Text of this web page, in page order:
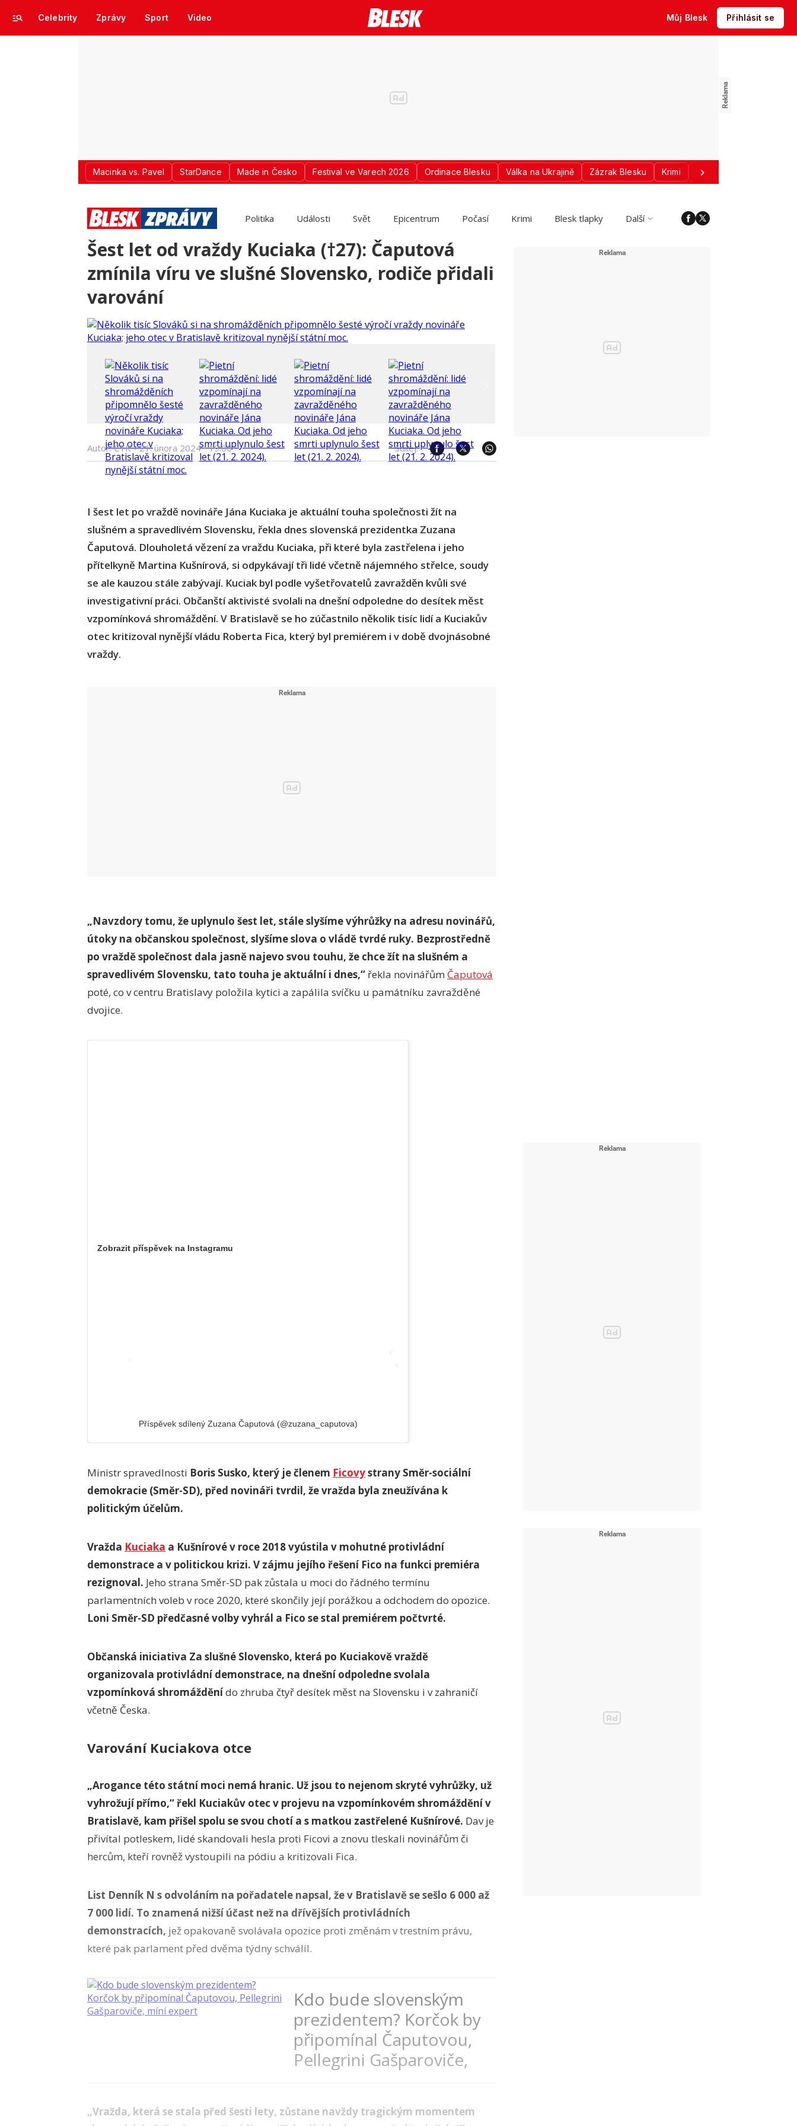
Celebrity Zprávy Sport Video Můj Blesk Přihlásit se
Macinka vs. Pavel StarDance Made in Česko Festival ve Varech 2026 Ordinace Blesku Válka na Ukrajině Zázrak Blesku Krimi Donald Trump
Politika Události Svět Epicentrum Počasí Krimi Blesk tlapky Další
Šest let od vraždy Kuciaka (†27): Čaputová
zmínila víru ve slušné Slovensko, rodiče přidali
varování
Autor: ČTK -21. února 2024•19:00 Sdílej:
I šest let po vraždě novináře Jána Kuciaka je aktuální touha společnosti žít na
slušném a spravedlivém Slovensku, řekla dnes slovenská prezidentka Zuzana
Čaputová. Dlouholetá vězení za vraždu Kuciaka, při které byla zastřelena i jeho
přítelkyně Martina Kušnírová, si odpykávají tři lidé včetně nájemného střelce, soudy
se ale kauzou stále zabývají. Kuciak byl podle vyšetřovatelů zavražděn kvůli své
investigativní práci. Občanští aktivisté svolali na dnešní odpoledne do desítek měst
vzpomínková shromáždění. V Bratislavě se ho zúčastnilo několik tisíc lidí a Kuciakův
otec kritizoval nynější vládu Roberta Fica, který byl premiérem i v době dvojnásobné
vraždy.
„Navzdory tomu, že uplynulo šest let, stále slyšíme výhrůžky na adresu novinářů,
útoky na občanskou společnost, slyšíme slova o vládě tvrdé ruky. Bezprostředně
po vraždě společnost dala jasně najevo svou touhu, že chce žít na slušném a
spravedlivém Slovensku, tato touha je aktuální i dnes,“ řekla novinářům Čaputová
poté, co v centru Bratislavy položila kytici a zapálila svíčku u památníku zavražděné
dvojice.
Zobrazit příspěvek na Instagramu
Příspěvek sdílený Zuzana Čaputová (@zuzana_caputova)
Ministr spravedlnosti Boris Susko, který je členem Ficovystrany Směr-sociální
demokracie (Směr-SD), před novináři tvrdil, že vražda byla zneužívána k
politickým účelům.
Vražda Kuciaka a Kušnírové v roce 2018 vyústila v mohutné protivládní
demonstrace a v politickou krizi. V zájmu jejího řešení Fico na funkci premiéra
rezignoval. Jeho strana Směr-SD pak zůstala u moci do řádného termínu
parlamentních voleb v roce 2020, které skončily její porážkou a odchodem do opozice.
Loni Směr-SD předčasné volby vyhrál a Fico se stal premiérem počtvrté.
Občanská iniciativa Za slušné Slovensko, která po Kuciakově vraždě
organizovala protivládní demonstrace, na dnešní odpoledne svolala
vzpomínková shromážděnído zhruba čtyř desítek měst na Slovensku i v zahraničí
včetně Česka.
Varování Kuciakova otce
„Arogance této státní moci nemá hranic. Už jsou to nejenom skryté vyhrůžky, už
vyhrožují přímo,“ řekl Kuciakův otec v projevu na vzpomínkovém shromáždění v
Bratislavě, kam přišel spolu se svou chotí a s matkou zastřelené Kušnírové. Dav je
přivítal potleskem, lidé skandovali hesla proti Ficovi a znovu tleskali novinářům či
hercům, kteří rovněž vystoupili na pódiu a kritizovali Fica.
List Denník N s odvoláním na pořadatele napsal, že v Bratislavě se sešlo 6 000 až
7 000 lidí. To znamená nižší účast než na dřívějších protivládních
demonstracích, jež opakovaně svolávala opozice proti změnám v trestním právu,
které pak parlament před dvěma týdny schválil.
Kdo bude slovenským
prezidentem? Korčok by
připomínal Čaputovou,
Pellegrini Gašparoviče,
„Vražda, která se stala před šesti lety, zůstane navždy tragickým momentem